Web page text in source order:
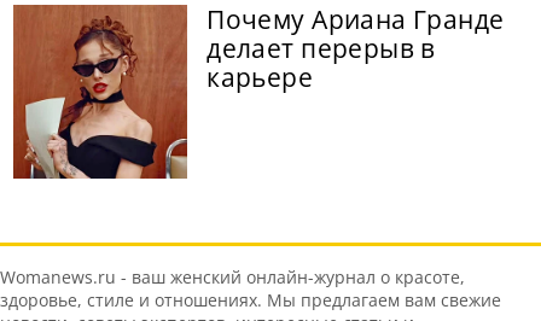
Почему Ариана Гранде
делает перерыв в
карьере
Womanews.ru - ваш женский онлайн-журнал о красоте,
здоровье, стиле и отношениях. Мы предлагаем вам свежие